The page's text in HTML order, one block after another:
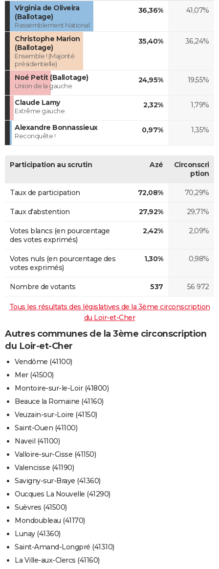
Virginia de Oliveira
(Ballotage)
Rassemblement National
36,36% 41,07%
Christophe Marion
(Ballotage)
Ensemble ! (Majorité
présidentielle)
35,40% 36,24%
Noé Petit (Ballotage)
Union de la gauche
24,95% 19,55%
Claude Lamy
Extrême gauche
2,32% 1,79%
Alexandre Bonnassieux
Reconquête !
0,97% 1,35%
Participation au scrutin Azé
Circonscri
ption
Taux de participation 72,08% 70,29%
Taux d'abstention 27,92% 29,71%
Votes blancs (en pourcentage
des votes exprimés)
2,42% 2,09%
Votes nuls (en pourcentage des
votes exprimés)
1,30% 0,98%
Nombre de votants 537 56 972
Tous les résultats des législatives de la 3ème circonscription
du Loir-et-Cher
Autres communes de la 3ème circonscription
du Loir-et-Cher
Vendôme (41100)
Mer (41500)
Montoire-sur-le-Loir (41800)
Beauce la Romaine (41160)
Veuzain-sur-Loire (41150)
Saint-Ouen (41100)
Naveil (41100)
Valloire-sur-Cisse (41150)
Valencisse (41190)
Savigny-sur-Braye (41360)
Oucques La Nouvelle (41290)
Suèvres (41500)
Mondoubleau (41170)
Lunay (41360)
Saint-Amand-Longpré (41310)
La Ville-aux-Clercs (41160)